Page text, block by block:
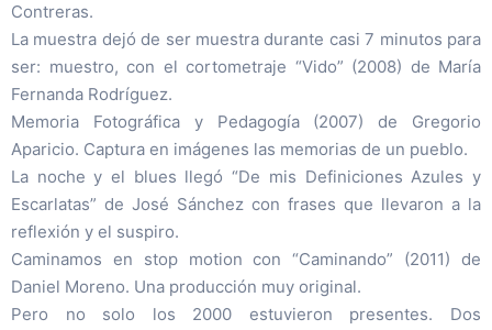
Contreras.
La muestra dejó de ser muestra durante casi 7 minutos para
ser: muestro, con el cortometraje “Vido” (2008) de María
Fernanda Rodríguez.
Memoria Fotográfica y Pedagogía (2007) de Gregorio
Aparicio. Captura en imágenes las memorias de un pueblo.
La noche y el blues llegó “De mis Definiciones Azules y
Escarlatas” de José Sánchez con frases que llevaron a la
reflexión y el suspiro.
Caminamos en stop motion con “Caminando” (2011) de
Daniel Moreno. Una producción muy original.
Pero no solo los 2000 estuvieron presentes. Dos